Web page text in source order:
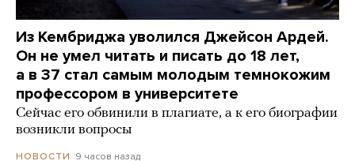
Из Кембриджа уволился Джейсон Ардей.
Он не умел читать и писать до 18 лет,
а в 37 стал самым молодым темнокожим
профессором в университете
Сейчас его обвинили в плагиате, а к его биографии
возникли вопросы
НОВОСТИ 9 часов назад